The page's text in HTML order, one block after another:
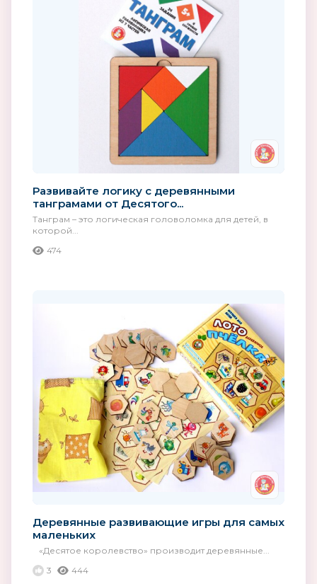
Развивайте логику с деревянными
танграмами от Десятого...
Танграм – это логическая головоломка для детей, в
которой...
474
Деревянные развивающие игры для самых
маленьких
«Десятое королевство» производит деревянные...
3
444